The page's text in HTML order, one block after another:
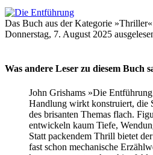
Das Buch aus der Kategorie
Donnerstag, 7. August 2025
Was andere Leser zu diesem Buch
John Grishams »Die
Handlung wirkt konstruiert, die
des brisanten Themas flach.
entwickeln kaum Tiefe,
Statt packendem Thrill bietet
fast schon mechanische